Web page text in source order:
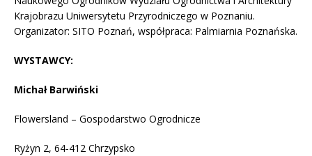
Krajobrazu Uniwersytetu Przyrodniczego w Poznaniu.
Organizator: SITO Poznań, współpraca: Palmiarnia Poznańska.
WYSTAWCY:
Michał Barwiński
Flowersland – Gospodarstwo Ogrodnicze
Ryżyn 2, 64-412 Chrzypsko